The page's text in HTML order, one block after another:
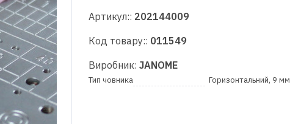
Артикул:: 202144009
Код товару:: 011549
Виробник: JANOME
Тип човника Горизонтальний, 9 мм